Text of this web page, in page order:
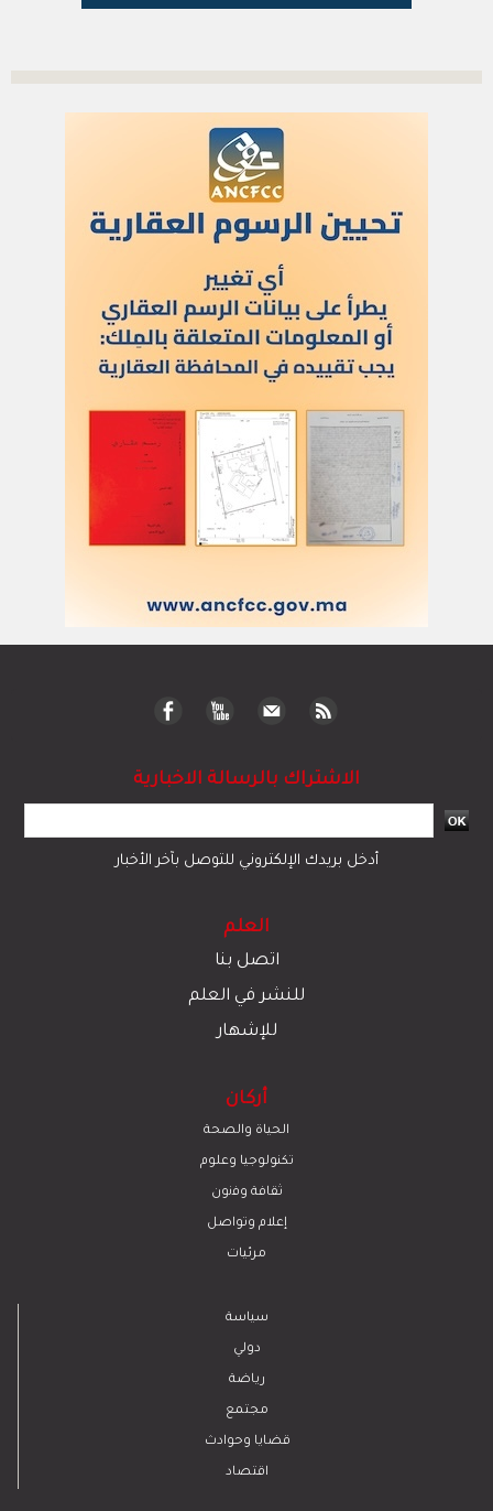
الاشتراك بالرسالة الاخبارية
أدخل بريدك الإلكتروني للتوصل بآخر الأخبار
العلم
اتصل بنا
للنشر في العلم
للإشهار
أركان
الحياة والصحة
تكنولوجيا وعلوم
ﺛﻘﺎﻓﺔ وﻓﻧون
إعلام وتواصل
مرئيات
سياسة
دولي
رياضة
مجتمع
قضايا وحوادث
اقتصاد